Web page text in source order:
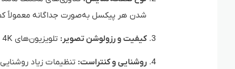
شدن هر پیکسل به‌صورت جداگانه معمولاً
کیفیت و رزولوشن تصویر: تلویزیون‌های 4K و 8K به پردازش بیشتری نیاز دارند و انرژی بیشتری مصرف می‌کنند.
روشنایی و کنتراست: